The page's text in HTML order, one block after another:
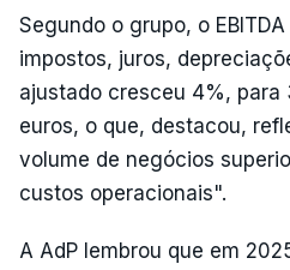
Segundo o grupo, o
impostos, juros,
ajustado cresceu 4%, para
euros, o que, destacou,
volume de negócios
custos operacionais".
A AdP lembrou que em